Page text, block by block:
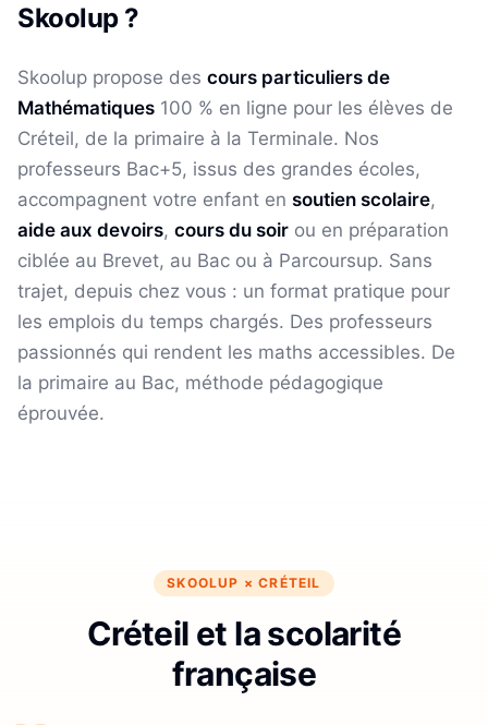
Skoolup ?
Skoolup propose des cours particuliers de
Mathématiques 100 % en ligne pour les élèves de
Créteil, de la primaire à la Terminale. Nos
professeurs Bac+5, issus des grandes écoles,
accompagnent votre enfant en soutien scolaire,
aide aux devoirs, cours du soir ou en préparation
ciblée au Brevet, au Bac ou à Parcoursup. Sans
trajet, depuis chez vous : un format pratique pour
les emplois du temps chargés. Des professeurs
passionnés qui rendent les maths accessibles. De
la primaire au Bac, méthode pédagogique
éprouvée.
SKOOLUP ×CRÉTEIL
Créteil et la scolarité
française